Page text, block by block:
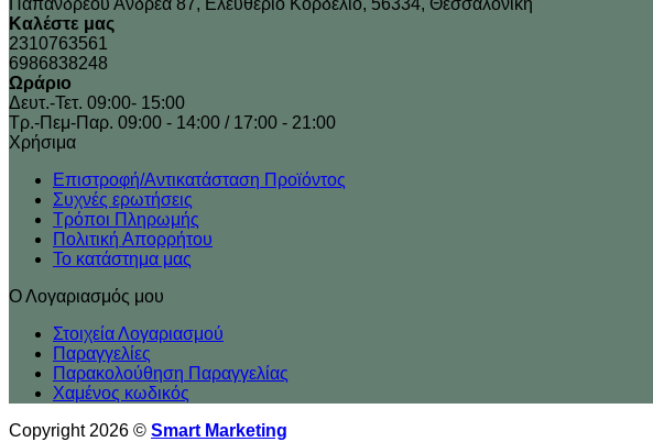
Παπανδρέου Ανδρέα 87, Ελευθέριο Κορδελιό, 56334, Θεσσαλονίκη
Καλέστε μας
2310763561
6986838248
Ωράριο
Δευτ.-Τετ. 09:00- 15:00
Τρ.-Πεμ-Παρ. 09:00 - 14:00 / 17:00 - 21:00
Xρήσιμα
Επιστροφή/Αντικατάσταση Προϊόντος
Συχνές ερωτήσεις
Τρόποι Πληρωμής
Πολιτική Απορρήτου
Το κατάστημα μας
Ο Λογαριασμός μου
Στοιχεία Λογαριασμού
Παραγγελίες
Παρακολούθηση Παραγγελίας
Χαμένος κωδικός
Copyright 2026 © Smart Marketing